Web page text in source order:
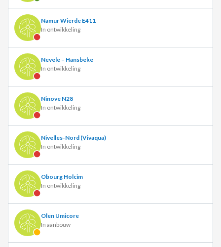
Namur Wierde E411
In ontwikkeling
Nevele – Hansbeke
In ontwikkeling
Ninove N28
In ontwikkeling
Nivelles-Nord (Vivaqua)
In ontwikkeling
Obourg Holcim
In ontwikkeling
Olen Umicore
In aanbouw